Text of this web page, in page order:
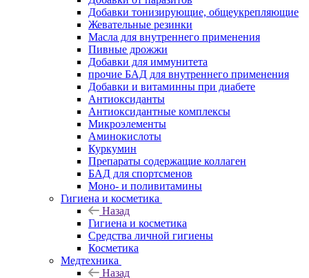
Добавки тонизирующие, общеукрепляющие
Жевательные резинки
Масла для внутреннего применения
Пивные дрожжи
Добавки для иммунитета
прочие БАД для внутреннего применения
Добавки и витаминны при диабете
Антиоксиданты
Антиоксидантные комплексы
Микроэлементы
Аминокислоты
Куркумин
Препараты содержащие коллаген
БАД для спортсменов
Моно- и поливитамины
Гигиена и косметика
Назад
Гигиена и косметика
Средства личной гигиены
Косметика
Медтехника
Назад